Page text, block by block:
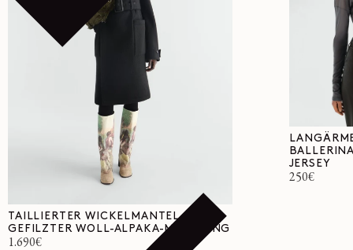
TAILLIERTER WICKELMANTEL AUS
GEFILZTER WOLL-ALPAKA-MISCHUNG
Normaler
1.690€
JERSEY
Normaler
250€